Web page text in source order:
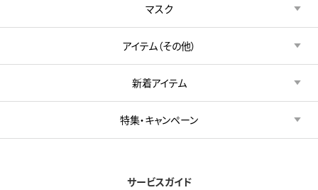
マスク
アイテム（その他）
新着アイテム
特集・キャンペーン
サービスガイド